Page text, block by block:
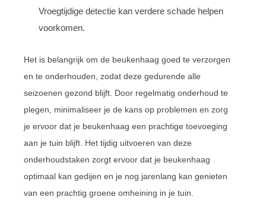
Vroegtijdige detectie kan verdere schade helpen
voorkomen.
Het is belangrijk om de beukenhaag goed te verzorgen
en te onderhouden, zodat deze gedurende alle
seizoenen gezond blijft. Door regelmatig onderhoud te
plegen, minimaliseer je de kans op problemen en zorg
je ervoor dat je beukenhaag een prachtige toevoeging
aan je tuin blijft. Het tijdig uitvoeren van deze
onderhoudstaken zorgt ervoor dat je beukenhaag
optimaal kan gedijen en je nog jarenlang kan genieten
van een prachtig groene omheining in je tuin.